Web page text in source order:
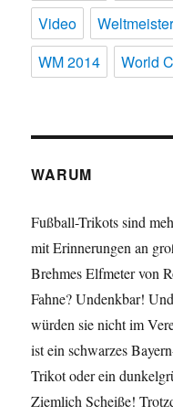
Video
WM 2014
World
WARUM
Fußball-Trikots sind
mit Erinnerungen an
Brehmes Elfmeter von
Fahne? Undenkbar!
würden sie nicht im
ist ein schwarzes
Trikot oder ein
Ziemlich Scheiße!